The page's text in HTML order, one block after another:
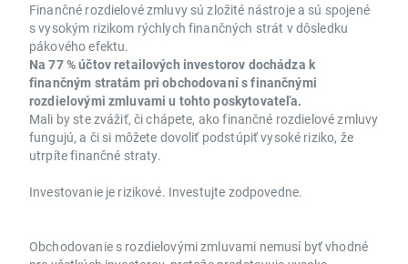
Finančné rozdielové zmluvy sú zložité nástroje a sú spojené
s vysokým rizikom rýchlych finančných strát v dôsledku
pákového efektu.
Na 77 % účtov retailových investorov dochádza k
finančným stratám pri obchodovaní s finančnými
rozdielovými zmluvami u tohto poskytovateľa.
Mali by ste zvážiť, či chápete, ako finančné rozdielové zmluvy
fungujú, a či si môžete dovoliť podstúpiť vysoké riziko, že
utrpíte finančné straty.
Investovanie je rizikové. Investujte zodpovedne.
Obchodovanie s rozdielovými zmluvami nemusí byť vhodné